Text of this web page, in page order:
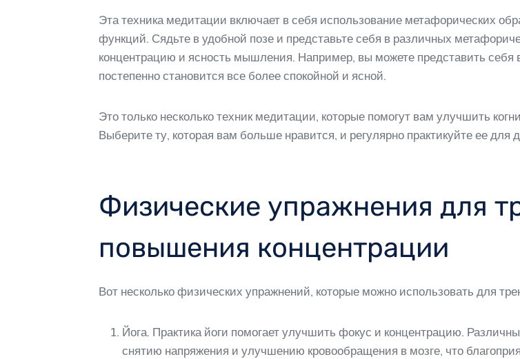
Эта техника медитации включает в себя использование метафорических
функций. Сядьте в удобной позе и представьте себя в различных
концентрацию и ясность мышления. Например, вы можете представить себя
постепенно становится все более спокойной и ясной.
Это только несколько техник медитации, которые помогут вам улучшить
Выберите ту, которая вам больше нравится, и регулярно практикуйте ее для
Физические упражнения для
повышения концентрации
Вот несколько физических упражнений, которые можно использовать для
Йога. Практика йоги помогает улучшить фокус и концентрацию.
снятию напряжения и улучшению кровообращения в мозге, что